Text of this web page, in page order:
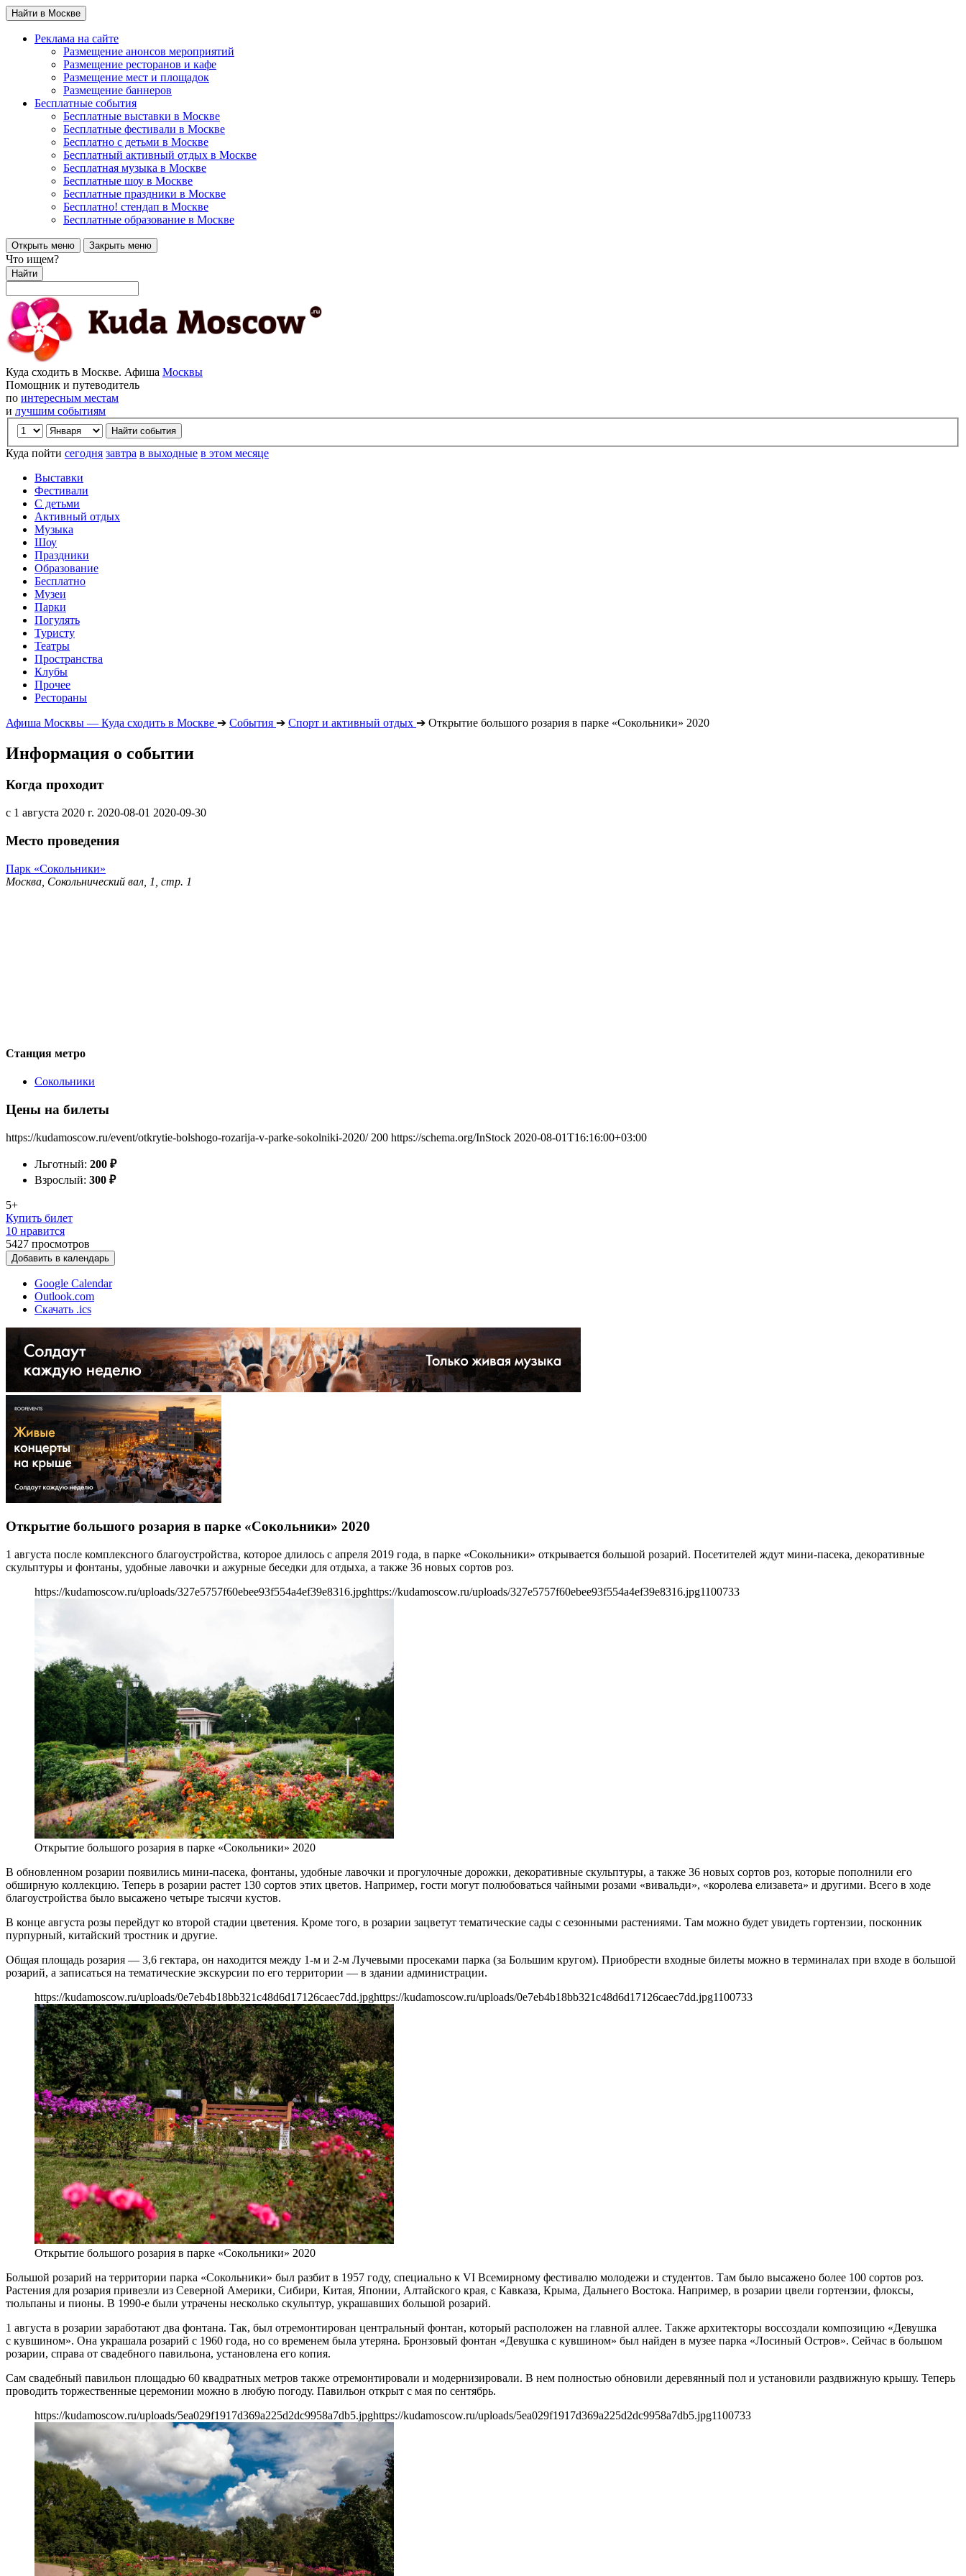
Найти в Москве
Реклама на сайте
Размещение анонсов мероприятий
Размещение ресторанов и кафе
Размещение мест и площадок
Размещение баннеров
Бесплатные события
Бесплатные выставки в Москве
Бесплатные фестивали в Москве
Бесплатно с детьми в Москве
Бесплатный активный отдых в Москве
Бесплатная музыка в Москве
Бесплатные шоу в Москве
Бесплатные праздники в Москве
Бесплатно! стендап в Москве
Бесплатные образование в Москве
Открыть меню Закрыть меню
Что ищем?
Найти
Куда сходить в Москве. Афиша Москвы
Помощник и путеводитель
по интересным местам
и лучшим событиям
Куда пойти сегодня завтра в выходные в этом месяце
Выставки
Фестивали
С детьми
Активный отдых
Музыка
Шоу
Праздники
Образование
Бесплатно
Музеи
Парки
Погулять
Туристу
Театры
Пространства
Клубы
Прочее
Рестораны
Афиша Москвы — Куда сходить в Москве ➔ События ➔ Спорт и активный отдых ➔ Открытие большого розария в парке «Сокольники» 2020
Информация о событии
Когда проходит
с 1 августа 2020 г. 2020-08-01 2020-09-30
Место проведения
Парк «Сокольники»
Москва, Сокольнический вал, 1, стр. 1
Станция метро
Сокольники
Цены на билеты
https://kudamoscow.ru/event/otkrytie-bolshogo-rozarija-v-parke-sokolniki-2020/ 200 https://schema.org/InStock 2020-08-01T16:16:00+03:00
Льготный: 200 ₽
Взрослый: 300 ₽
5+
Купить билет
10 нравится
5427 просмотров
Добавить в календарь
Google Calendar
Outlook.com
Скачать .ics
Открытие большого розария в парке «Сокольники» 2020
1 августа после комплексного благоустройства, которое длилось с апреля 2019 года, в парке «Сокольники» открывается большой розарий. Посетителей ждут мини-пасека, декоративные
скульптуры и фонтаны, удобные лавочки и ажурные беседки для отдыха, а также 36 новых сортов роз.
https://kudamoscow.ru/uploads/327e5757f60ebee93f554a4ef39e8316.jpghttps://kudamoscow.ru/uploads/327e5757f60ebee93f554a4ef39e8316.jpg1100733
Открытие большого розария в парке «Сокольники» 2020
В обновленном розарии появились мини-пасека, фонтаны, удобные лавочки и прогулочные дорожки, декоративные скульптуры, а также 36 новых сортов роз, которые пополнили его
обширную коллекцию. Теперь в розарии растет 130 сортов этих цветов. Например, гости могут полюбоваться чайными розами «вивальди», «королева елизавета» и другими. Всего в ходе
благоустройства было высажено четыре тысячи кустов.
В конце августа розы перейдут ко второй стадии цветения. Кроме того, в розарии зацветут тематические сады с сезонными растениями. Там можно будет увидеть гортензии, посконник
пурпурный, китайский тростник и другие.
Общая площадь розария — 3,6 гектара, он находится между 1-м и 2-м Лучевыми просеками парка (за Большим кругом). Приобрести входные билеты можно в терминалах при входе в большой
розарий, а записаться на тематические экскурсии по его территории — в здании администрации.
https://kudamoscow.ru/uploads/0e7eb4b18bb321c48d6d17126caec7dd.jpghttps://kudamoscow.ru/uploads/0e7eb4b18bb321c48d6d17126caec7dd.jpg1100733
Открытие большого розария в парке «Сокольники» 2020
Большой розарий на территории парка «Сокольники» был разбит в 1957 году, специально к VI Всемирному фестивалю молодежи и студентов. Там было высажено более 100 сортов роз.
Растения для розария привезли из Северной Америки, Сибири, Китая, Японии, Алтайского края, с Кавказа, Крыма, Дальнего Востока. Например, в розарии цвели гортензии, флоксы,
тюльпаны и пионы. В 1990-е были утрачены несколько скульптур, украшавших большой розарий.
1 августа в розарии заработают два фонтана. Так, был отремонтирован центральный фонтан, который расположен на главной аллее. Также архитекторы воссоздали композицию «Девушка
с кувшином». Она украшала розарий с 1960 года, но со временем была утеряна. Бронзовый фонтан «Девушка с кувшином» был найден в музее парка «Лосиный Остров». Сейчас в большом
розарии, справа от свадебного павильона, установлена его копия.
Сам свадебный павильон площадью 60 квадратных метров также отремонтировали и модернизировали. В нем полностью обновили деревянный пол и установили раздвижную крышу. Теперь
проводить торжественные церемонии можно в любую погоду. Павильон открыт с мая по сентябрь.
https://kudamoscow.ru/uploads/5ea029f1917d369a225d2dc9958a7db5.jpghttps://kudamoscow.ru/uploads/5ea029f1917d369a225d2dc9958a7db5.jpg1100733